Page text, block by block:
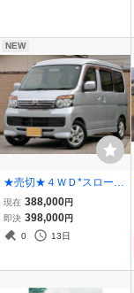
NEW
★売切★４ＷＤ*スローパ
ー*車いす移動車★電動ウ
ィンチ*リモコン付★福祉
車両★車検長～い*令和9
年7月26日!★ETC*キーレ
現在 388,000円
即決 398,000円
0
13日